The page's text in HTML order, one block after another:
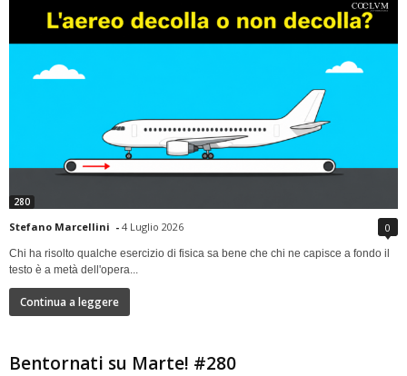
280
Stefano Marcellini - 4 Luglio 2026 0
Chi ha risolto qualche esercizio di fisica sa bene che chi ne capisce a fondo il
testo è a metà dell'opera...
Continua a leggere
Bentornati su Marte! #280